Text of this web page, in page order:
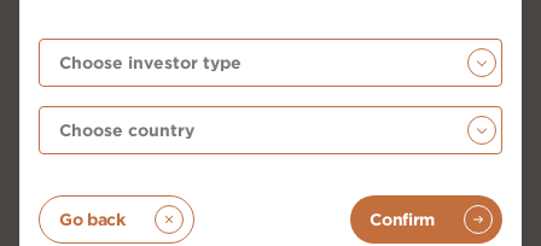
högre avkastning på eget kapital. Hoist meddelade i
samband med rapporten att de uppfyller kraven för
kapitaltäckning och högre investeringskapacitet.
Food Group vars obligationer fortsätter att handlas
med stora slag i priserna. Under februari meddelade
Go back Confirm